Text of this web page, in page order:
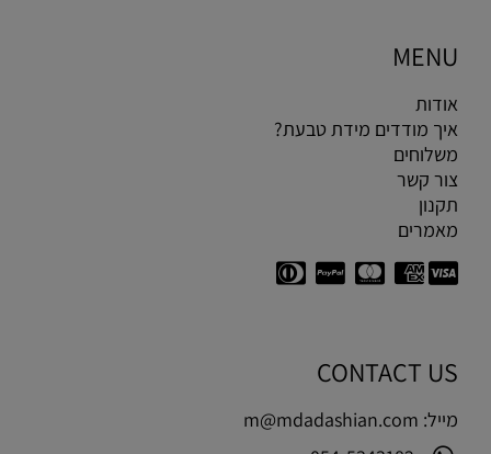
MENU
אודות
איך מודדים מידת טבעת?
משלוחים
צור קשר
תקנון
מאמרים
CONTACT US
מייל: m@mdadashian.com